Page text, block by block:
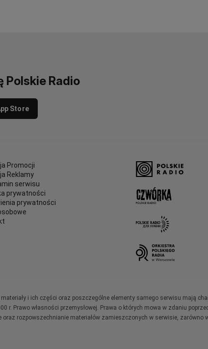
Polskie Radio
Store
Promocji
Reklamy
serwisu
prywatności
prywatności
i ich części oraz poszczególne elementy samego serwisu mają
r. Prawo własności przemysłowej. Prawa o których mowa w zdaniu
rozpowszechnianie materiałów zamieszczonych w serwisie,